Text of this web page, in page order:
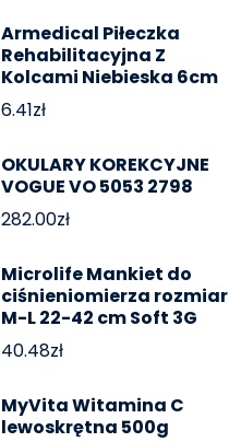
Armedical Piłeczka
Rehabilitacyjna Z
Kolcami Niebieska 6cm
6.41zł
OKULARY KOREKCYJNE
VOGUE VO 5053 2798
282.00zł
Microlife Mankiet do
ciśnieniomierza rozmiar
M-L 22-42 cm Soft 3G
40.48zł
MyVita Witamina C
lewoskrętna 500g